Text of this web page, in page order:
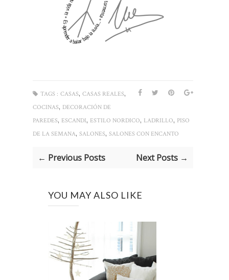
TAGS : CASAS, CASAS REALES,
COCINAS, DECORACIÓN DE
PAREDES, ESCANDI, ESTILO NORDICO, LADRILLO, PISO
DE LA SEMANA, SALONES, SALONES CON ENCANTO
← Previous Posts Next Posts →
YOU MAY ALSO LIKE